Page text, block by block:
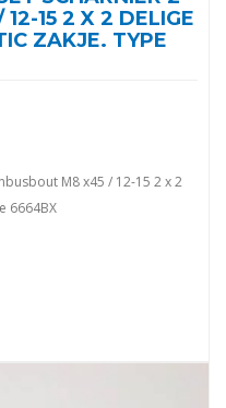
15 2 X 2 DELIGE
ZAKJE. TYPE
M8 x45 / 12-15 2 x 2
6664BX